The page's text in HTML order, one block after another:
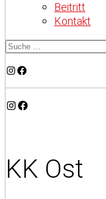
Beitritt
Kontakt
Instagram
Facebook
Instagram
Facebook
KK Ost